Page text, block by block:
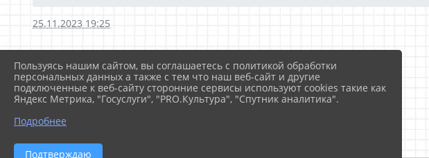
25.11.2023 19:25
РАЗДЕЛ В РАЗРАБОТКЕ
Пользуясь нашим сайтом, вы соглашаетесь с политикой обработки
персональных данных а также с тем что наш веб-сайт и другие
подключенные к веб-сайту сторонние сервисы используют cookies такие как
Яндекс Метрика, "Госуслуги", "PRO.Культура", "Спутник аналитика".
Подробнее
Подтверждаю